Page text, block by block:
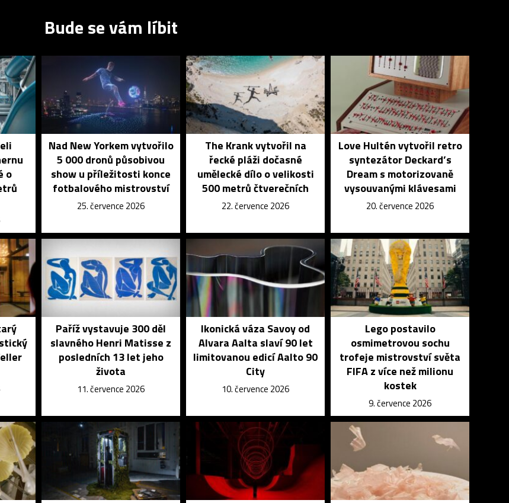
Bude se vám líbit
o
Nad New Yorkem vytvořilo
5 000 dronů působivou
show u příležitosti konce
fotbalového mistrovství
25. července 2026
The Krank vytvořil na
řecké pláži dočasné
umělecké dílo o velikosti
500 metrů čtverečních
22. července 2026
Love Hultén vytvořil retro
syntezátor Deckard’s
Dream s motorizovaně
vysouvanými klávesami
20. července 2026
Paříž vystavuje 300 děl
slavného Henri Matisse z
posledních 13 let jeho
života
11. července 2026
Ikonická váza Savoy od
Alvara Aalta slaví 90 let
limitovanou edicí Aalto 90
City
10. července 2026
Lego postavilo
osmimetrovou sochu
trofeje mistrovství světa
FIFA z více než milionu
kostek
9. července 2026